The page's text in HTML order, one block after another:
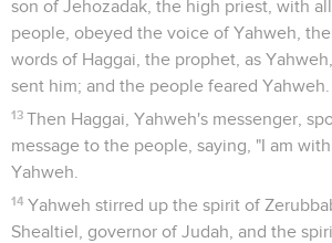
son of Jehozadak, the high priest, with
people, obeyed the voice of Yahweh,
words of Haggai, the prophet, as
sent him; and the people feared Yahweh.
13 Then Haggai, Yahweh's messenger,
message to the people, saying, "I am
Yahweh.
14 Yahweh stirred up the spirit of
Shealtiel, governor of Judah, and the